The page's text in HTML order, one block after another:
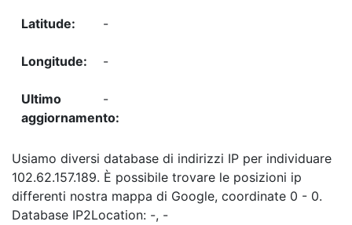
-
-
-
Usiamo diversi database di indirizzi IP per individuare
102.62.157.189. È possibile trovare le posizioni ip
differenti nostra mappa di Google, coordinate 0 - 0.
Database IP2Location: -, -